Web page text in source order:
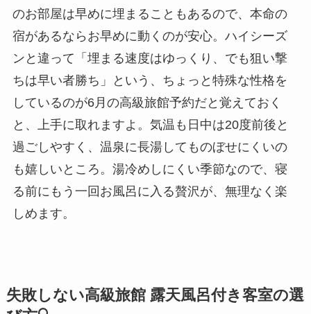
のお部屋は早めに埋まることもあるので、本命の
宿があるならお早めに動くのが安心。ハイシーズ
ンと違って「埋まる速度はゆっくり、でも狙い撃
ちは早い者勝ち」という、ちょっと特殊な性格を
しているのが6月の高級旅館予約だと覚えておく
と、上手に取れますよ。気温も日中は20度前後と
過ごしやすく、温泉に長湯してものぼせにくいの
も嬉しいところ。湯冷めしにくい季節なので、寝
る前にもう一回お風呂に入る贅沢が、無理なく楽
しめます。
失敗しない高級旅館 露天風呂付き客室の選